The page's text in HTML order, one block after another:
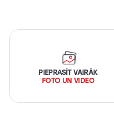
PIEPRASĪT VAIRĀK
FOTO UN VIDEO